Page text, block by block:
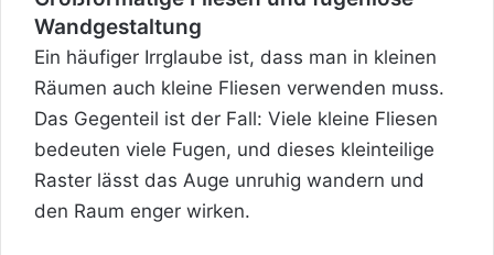
Wandgestaltung
Ein häufiger Irrglaube ist, dass man in kleinen
Räumen auch kleine Fliesen verwenden muss.
Das Gegenteil ist der Fall: Viele kleine Fliesen
bedeuten viele Fugen, und dieses kleinteilige
Raster lässt das Auge unruhig wandern und
den Raum enger wirken.